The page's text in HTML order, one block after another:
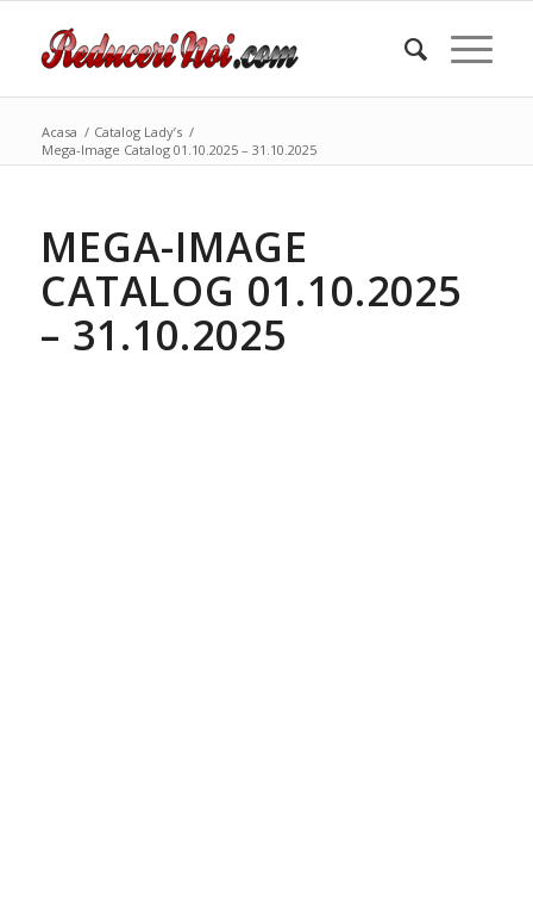
Acasa / Catalog Lady’s /
Mega-Image Catalog 01.10.2025 – 31.10.2025
MEGA-IMAGE
CATALOG 01.10.2025
– 31.10.2025